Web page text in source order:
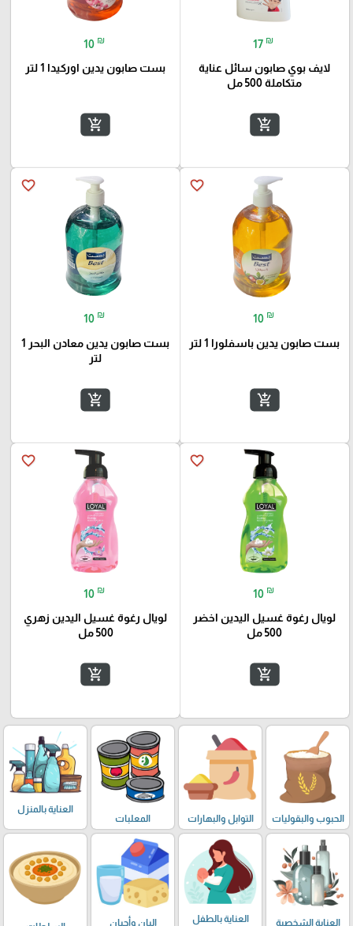
17 ₪
لايف بوي صابون سائل عناية
متكاملة 500 مل
add_shopping_cart
10 ₪
بست صابون يدين اوركيدا 1 لتر
add_shopping_cart
favorite_border
10 ₪
بست صابون يدين باسفلورا 1 لتر
add_shopping_cart
favorite_border
10 ₪
بست صابون يدين معادن البحر 1
لتر
add_shopping_cart
favorite_border
10 ₪
لويال رغوة غسيل اليدين اخضر
500 مل
add_shopping_cart
favorite_border
10 ₪
لويال رغوة غسيل اليدين زهري
500 مل
add_shopping_cart
الحبوب والبقوليات التوابل والبهارات المعلبات
العناية بالمنزل
العناية الشخصية العناية بالطفل البان وأجبان